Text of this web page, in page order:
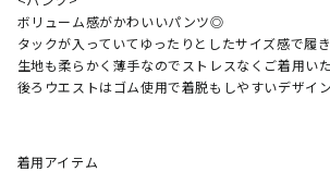
ボリューム感がかわいいパンツ◎
タックが入っていてゆったりとしたサイズ感で履
生地も柔らかく薄手なのでストレスなくご着用い
後ろウエストはゴム使用で着脱もしやすいデザイン
着用アイテム